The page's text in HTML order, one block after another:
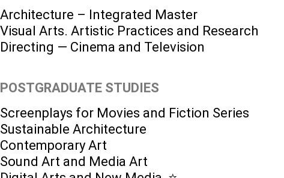
Architecture – Integrated Master
Visual Arts. Artistic Practices and Research
Directing — Cinema and Television
POSTGRADUATE STUDIES
Screenplays for Movies and Fiction Series
Sustainable Architecture
Contemporary Art
Sound Art and Media Art